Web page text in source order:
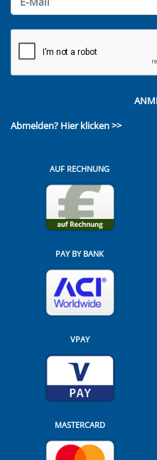
Abmelden? Hier klicken >>
AUF RECHNUNG
PAY BY BANK
VPAY
MASTERCARD